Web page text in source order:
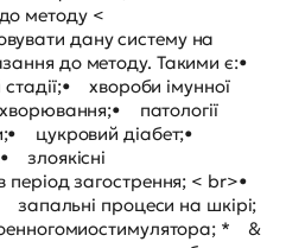
методу <
дану систему на
до методу. Такими є:•
стадії;• хвороби імунної
патології
цукровий діабет;•
злоякісні
загострення; < br>•
процеси на шкірі;
* &